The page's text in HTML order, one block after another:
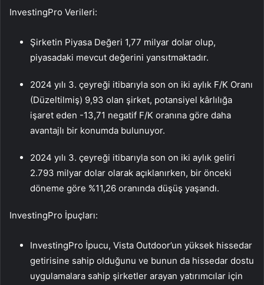
InvestingPro Verileri:
Şirketin Piyasa Değeri 1,77 milyar dolar olup,
piyasadaki mevcut değerini yansıtmaktadır.
2024 yılı 3. çeyreği itibarıyla son on iki aylık F/K Oranı
(Düzeltilmiş) 9,93 olan şirket, potansiyel kârlılığa
işaret eden -13,71 negatif F/K oranına göre daha
avantajlı bir konumda bulunuyor.
2024 yılı 3. çeyreği itibarıyla son on iki aylık geliri
2.793 milyar dolar olarak açıklanırken, bir önceki
döneme göre %11,26 oranında düşüş yaşandı.
InvestingPro İpuçları:
InvestingPro İpucu, Vista Outdoor’un yüksek hissedar
getirisine sahip olduğunu ve bunun da hissedar dostu
uygulamalara sahip şirketler arayan yatırımcılar için